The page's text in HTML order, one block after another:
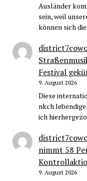
Ausländer
sein, weil
können sich
Festival
9. August 2026
Diese
nkch
ich
nimmt 58
9. August 2026